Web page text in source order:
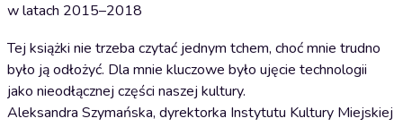
w latach 2015–2018
Tej książki nie trzeba czytać jednym tchem, choć mnie trudno
było ją odłożyć. Dla mnie kluczowe było ujęcie technologii
jako nieodłącznej części naszej kultury.
Aleksandra Szymańska, dyrektorka Instytutu Kultury Miejskiej